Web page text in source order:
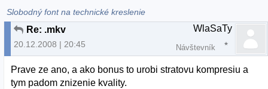
Slobodný font na technické kreslenie
Re: .mkv
20.12.2008 | 20:45
WlaSaTy
Návštevník
Prave ze ano, a ako bonus to urobi stratovu kompresiu a
tym padom znizenie kvality.